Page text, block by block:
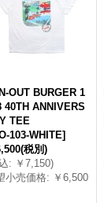
N-OUT BURGER 1
40TH ANNIVERS
TEE
103-WHITE]
(税別)
: ￥7,150)
小売価格: ￥6,500